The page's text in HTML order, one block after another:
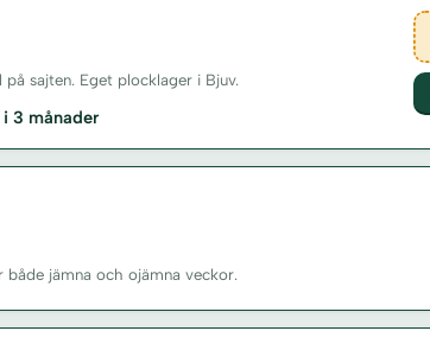
sajten. Eget plocklager i Bjuv.
3 månader
både jämna och ojämna veckor.